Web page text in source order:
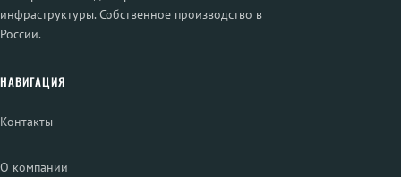
инфраструктуры. Собственное производство в
России.
НАВИГАЦИЯ
Контакты
О компании